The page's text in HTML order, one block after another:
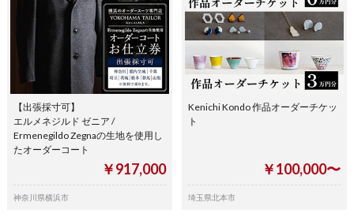
【出張採寸可】
エルメネジルド ゼニア /
Ermenegildo Zegnaの生地を使用し
たオーダーコート
￥917,000
神奈川県横浜市
Kenichi Kondo 作品オーダーチケッ
ト
￥100,000〜
埼玉県北本市